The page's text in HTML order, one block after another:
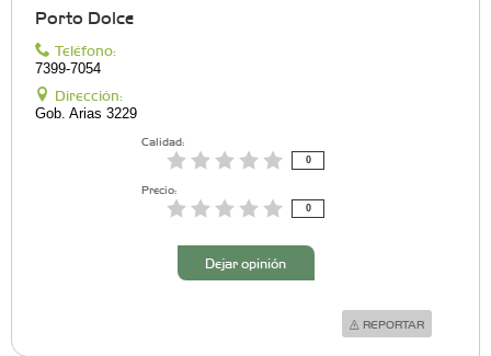
Porto Dolce
Teléfono:
7399-7054
Dirección:
Gob. Arias 3229
Calidad:
0
Precio:
0
Dejar opinión
REPORTAR